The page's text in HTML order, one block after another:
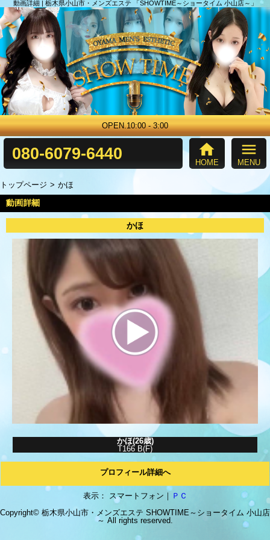
動画詳細 | 栃木県小山市・メンズエステ 「SHOWTIME～ショータイム 小山店～」
OPEN.10:00 - 3:00
080-6079-6440 home
HOME
menu
MENU
トップページ かほ
動画詳細
かほ
かほ(26歳)
T166 B(F)
プロフィール詳細へ
表示： スマートフォン｜ ＰＣ
Copyright© 栃木県小山市・メンズエステ SHOWTIME～ショータイム 小山店
～ All rights reserved.